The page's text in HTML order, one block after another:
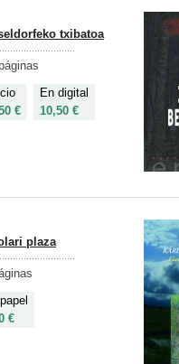
txibatoa
€
En digital
10,50 €
plaza
€